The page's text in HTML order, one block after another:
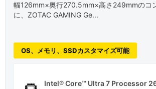
幅126mm×奥行270.5mm×高さ249mmのコ
に、ZOTAC GAMING Ge...
OS、メモリ、SSDカスタマイズ可能
Intel® Core™ Ultra 7 Processor